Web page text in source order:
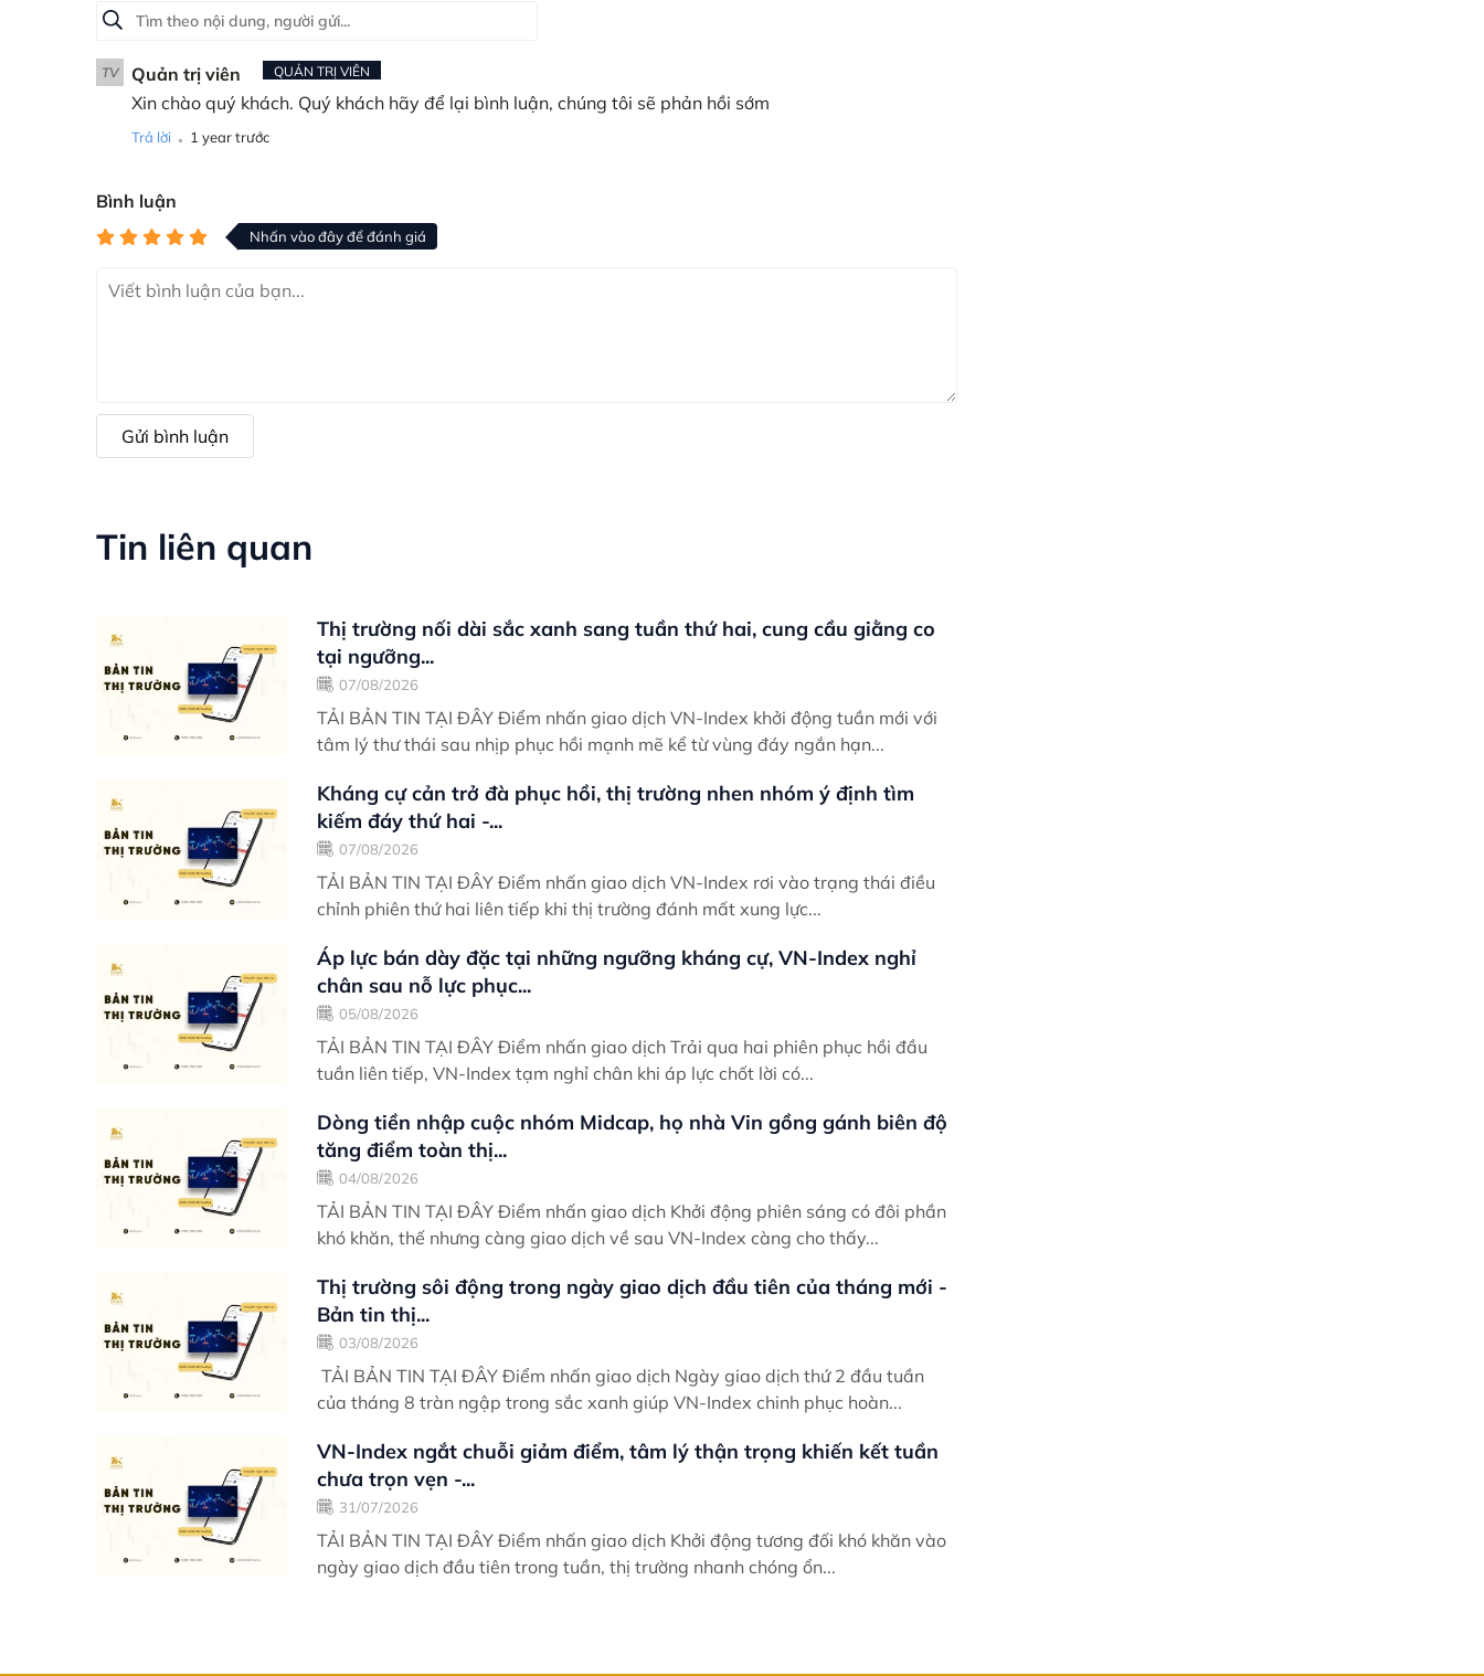
TV Quản trị viên QUẢN TRỊ VIÊN
Xin chào quý khách. Quý khách hãy để lại bình luận, chúng tôi sẽ phản hồi sớm
Trả lời . 1 year trước
Bình luận
Nhấn vào đây để đánh giá
Gửi bình luận
Tin liên quan
Thị trường nối dài sắc xanh sang tuần thứ hai, cung cầu giằng co
tại ngưỡng...
07/08/2026
TẢI BẢN TIN TẠI ĐÂY Điểm nhấn giao dịch VN-Index khởi động tuần mới với
tâm lý thư thái sau nhịp phục hồi mạnh mẽ kể từ vùng đáy ngắn hạn...
Kháng cự cản trở đà phục hồi, thị trường nhen nhóm ý định tìm
kiếm đáy thứ hai -...
07/08/2026
TẢI BẢN TIN TẠI ĐÂY Điểm nhấn giao dịch VN-Index rơi vào trạng thái điều
chỉnh phiên thứ hai liên tiếp khi thị trường đánh mất xung lực...
Áp lực bán dày đặc tại những ngưỡng kháng cự, VN-Index nghỉ
chân sau nỗ lực phục...
05/08/2026
TẢI BẢN TIN TẠI ĐÂY Điểm nhấn giao dịch Trải qua hai phiên phục hồi đầu
tuần liên tiếp, VN-Index tạm nghỉ chân khi áp lực chốt lời có...
Dòng tiền nhập cuộc nhóm Midcap, họ nhà Vin gồng gánh biên độ
tăng điểm toàn thị...
04/08/2026
TẢI BẢN TIN TẠI ĐÂY Điểm nhấn giao dịch Khởi động phiên sáng có đôi phần
khó khăn, thế nhưng càng giao dịch về sau VN-Index càng cho thấy...
Thị trường sôi động trong ngày giao dịch đầu tiên của tháng mới -
Bản tin thị...
03/08/2026
TẢI BẢN TIN TẠI ĐÂY Điểm nhấn giao dịch Ngày giao dịch thứ 2 đầu tuần
của tháng 8 tràn ngập trong sắc xanh giúp VN-Index chinh phục hoàn...
VN-Index ngắt chuỗi giảm điểm, tâm lý thận trọng khiến kết tuần
chưa trọn vẹn -...
31/07/2026
TẢI BẢN TIN TẠI ĐÂY Điểm nhấn giao dịch Khởi động tương đối khó khăn vào
ngày giao dịch đầu tiên trong tuần, thị trường nhanh chóng ổn...